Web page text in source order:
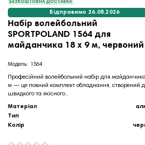
БЕЗКОШТОВНА ДОСТАВКА
Відправимо 26.08.2026
Набір волейбольний
SPORTPOLAND 1564 для
майданчика 18 х 9 м, червоний
1564
Професійний волейбольний набір для
м — це повний комплект обладнання, створений
швидкого та якісного..
Матеріал
Тип
Колір